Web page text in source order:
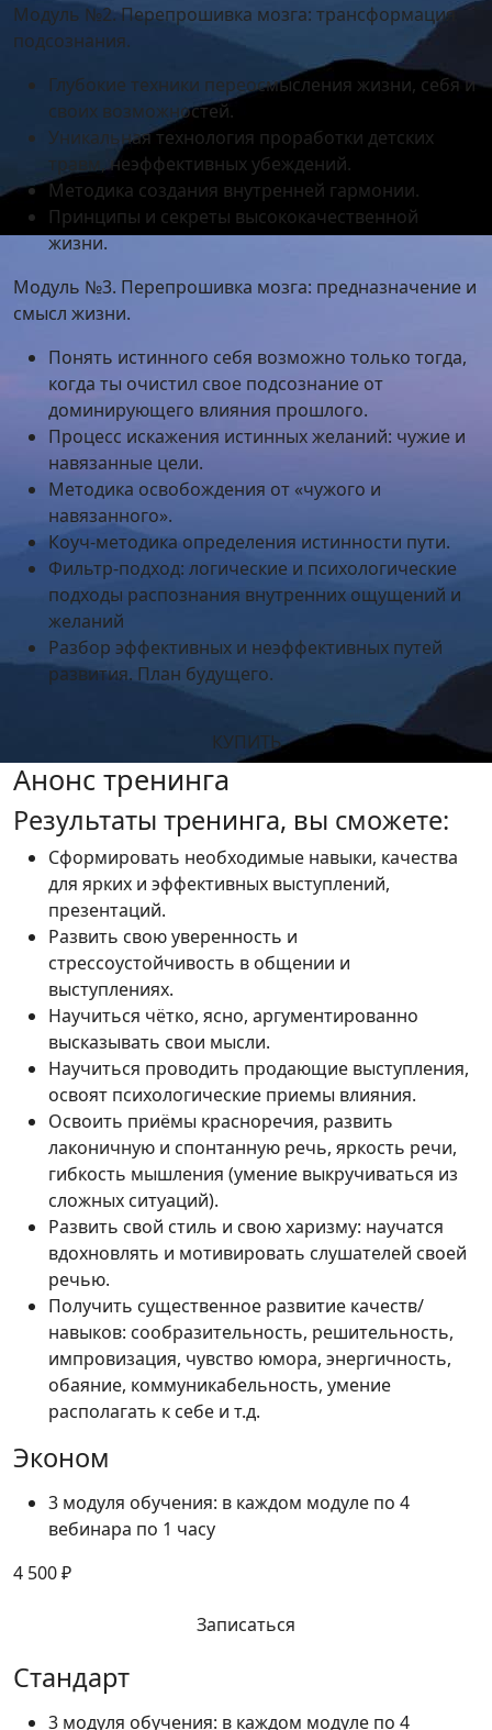
Модуль №2. Перепрошивка мозга: трансформация
подсознания.
Глубокие техники переосмысления жизни, себя и
своих возможностей.
Уникальная технология проработки детских
травм, неэффективных убеждений.
Методика создания внутренней гармонии.
Принципы и секреты высококачественной
жизни.
Модуль №3. Перепрошивка мозга: предназначение и
смысл жизни.
Понять истинного себя возможно только тогда,
когда ты очистил свое подсознание от
доминирующего влияния прошлого.
Процесс искажения истинных желаний: чужие и
навязанные цели.
Методика освобождения от «чужого и
навязанного».
Коуч-методика определения истинности пути.
Фильтр-подход: логические и психологические
подходы распознания внутренних ощущений и
желаний
Разбор эффективных и неэффективных путей
развития. План будущего.
КУПИТЬ
Анонс тренинга
Результаты тренинга, вы сможете:
Сформировать необходимые навыки, качества
для ярких и эффективных выступлений,
презентаций.
Развить свою уверенность и
стрессоустойчивость в общении и
выступлениях.
Научиться чётко, ясно, аргументированно
высказывать свои мысли.
Научиться проводить продающие выступления,
освоят психологические приемы влияния.
Освоить приёмы красноречия, развить
лаконичную и спонтанную речь, яркость речи,
гибкость мышления (умение выкручиваться из
сложных ситуаций).
Развить свой стиль и свою харизму: научатся
вдохновлять и мотивировать слушателей своей
речью.
Получить существенное развитие качеств/
навыков: сообразительность, решительность,
импровизация, чувство юмора, энергичность,
обаяние, коммуникабельность, умение
располагать к себе и т.д.
Эконом
3 модуля обучения: в каждом модуле по 4
вебинара по 1 часу
4 500 ₽
Записаться
Стандарт
3 модуля обучения: в каждом модуле по 4